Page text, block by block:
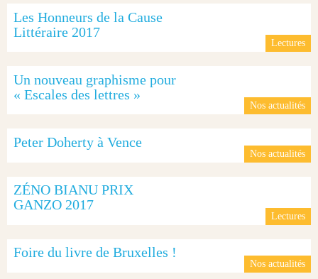
Lectures
Les Honneurs de la Cause
Littéraire 2017
Nos actualités
Un nouveau graphisme pour
« Escales des lettres »
Nos actualités
Peter Doherty à Vence
Lectures
ZÉNO BIANU PRIX
GANZO 2017
Nos actualités
Foire du livre de Bruxelles !